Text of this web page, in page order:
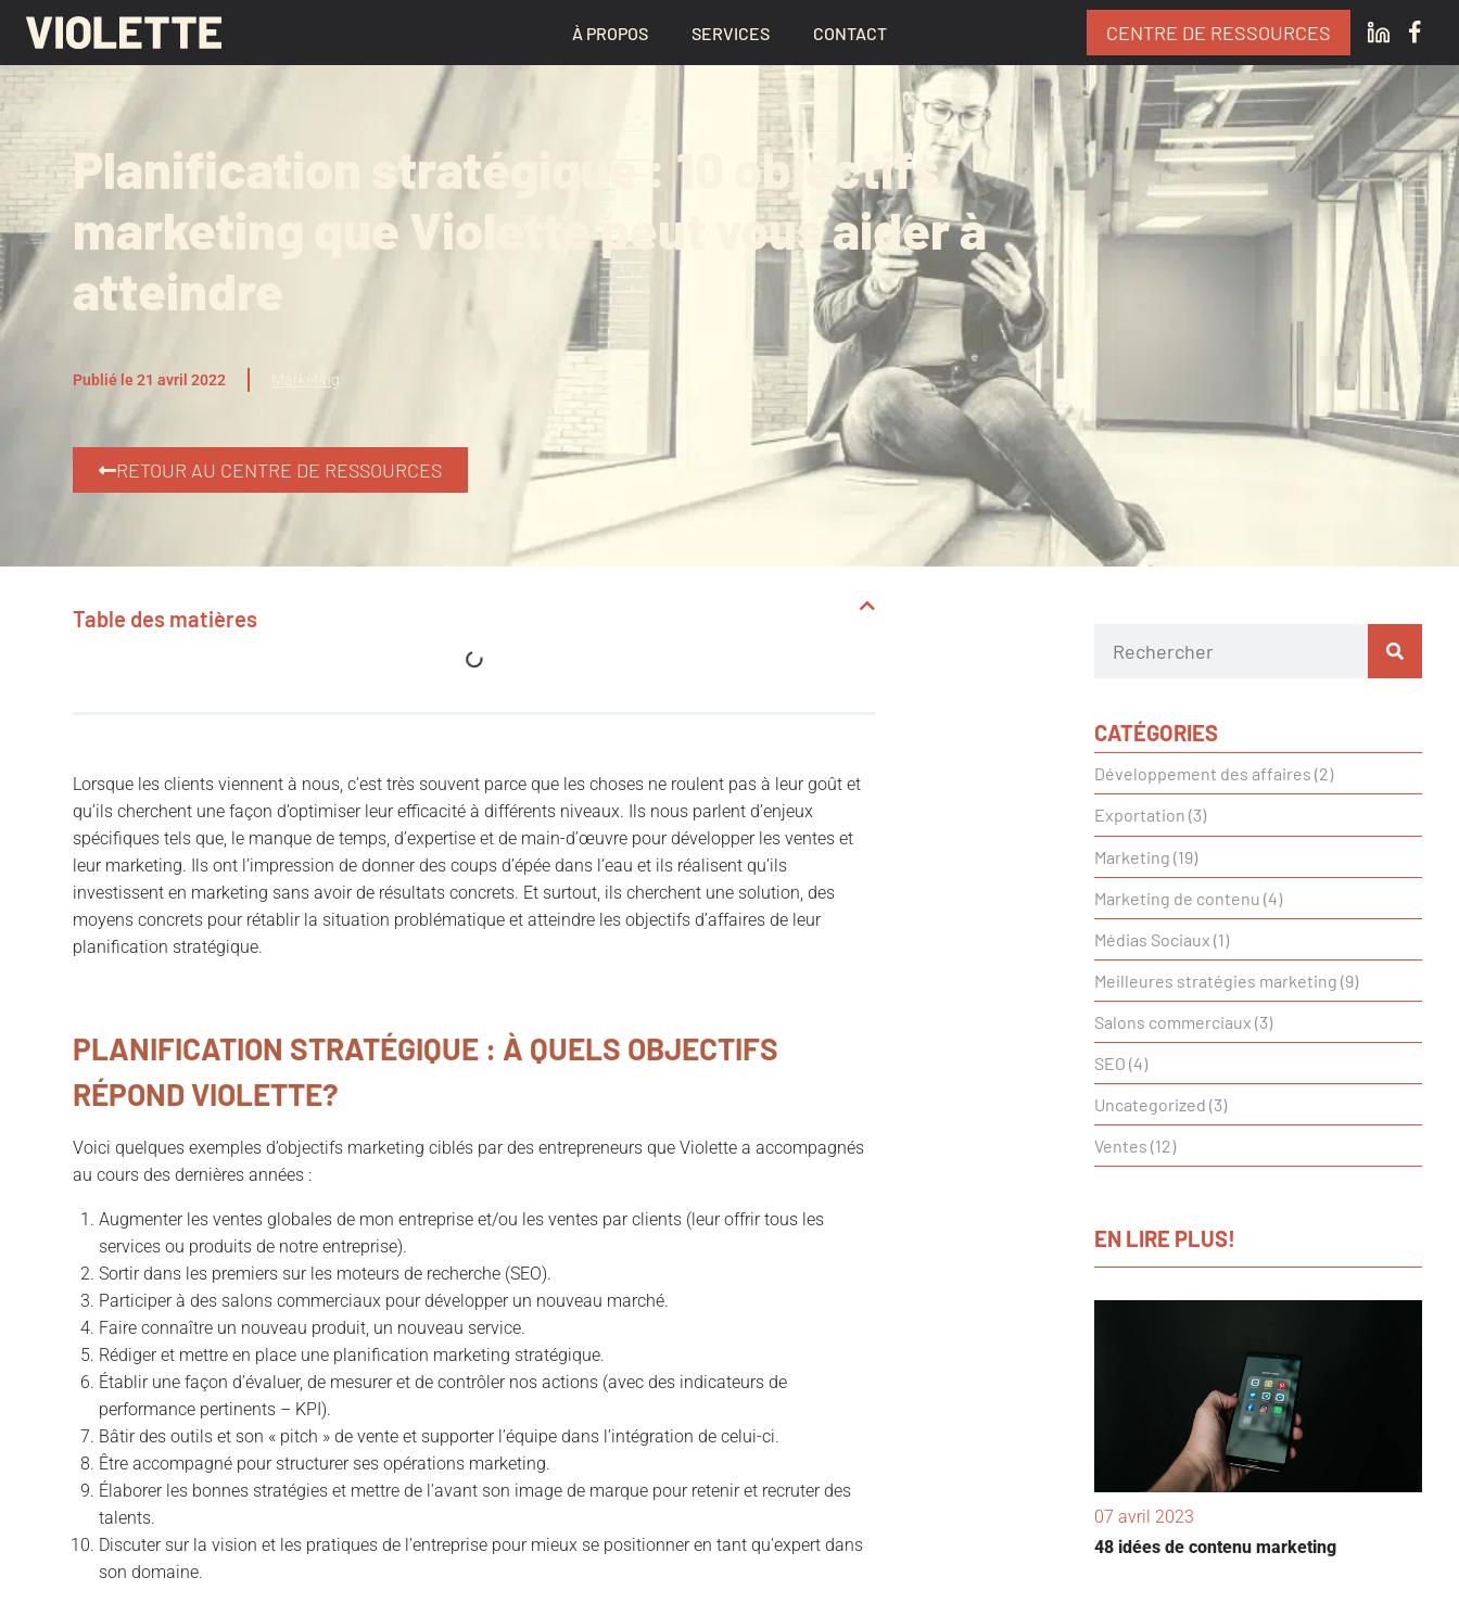
À PROPOS SERVICES CONTACT CENTRE DE RESSOURCES
Planification stratégique : 10 objectifs
marketing que Violette peut vous aider à
atteindre
Publié le 21 avril 2022 Marketing
RETOUR AU CENTRE DE RESSOURCES
Table des matières
Lorsque les clients viennent à nous, c’est très souvent parce que les choses ne roulent pas à leur goût et
qu’ils cherchent une façon d’optimiser leur efficacité à différents niveaux. Ils nous parlent d’enjeux
spécifiques tels que, le manque de temps, d’expertise et de main-d’œuvre pour développer les ventes et
leur marketing. Ils ont l’impression de donner des coups d’épée dans l’eau et ils réalisent qu’ils
investissent en marketing sans avoir de résultats concrets. Et surtout, ils cherchent une solution, des
moyens concrets pour rétablir la situation problématique et atteindre les objectifs d’affaires de leur
planification stratégique.
PLANIFICATION STRATÉGIQUE : À QUELS OBJECTIFS
RÉPOND VIOLETTE?
Voici quelques exemples d’objectifs marketing ciblés par des entrepreneurs que Violette a accompagnés
au cours des dernières années :
Augmenter les ventes globales de mon entreprise et/ou les ventes par clients (leur offrir tous les
services ou produits de notre entreprise).
Sortir dans les premiers sur les moteurs de recherche (SEO).
Participer à des salons commerciaux pour développer un nouveau marché.
Faire connaître un nouveau produit, un nouveau service.
Rédiger et mettre en place une planification marketing stratégique.
Établir une façon d’évaluer, de mesurer et de contrôler nos actions (avec des indicateurs de
performance pertinents – KPI).
Bâtir des outils et son « pitch » de vente et supporter l’équipe dans l’intégration de celui-ci.
Être accompagné pour structurer ses opérations marketing.
Élaborer les bonnes stratégies et mettre de l’avant son image de marque pour retenir et recruter des
talents.
Discuter sur la vision et les pratiques de l’entreprise pour mieux se positionner en tant qu’expert dans
son domaine.
CATÉGORIES
Développement des affaires (2)
Exportation (3)
Marketing (19)
Marketing de contenu (4)
Médias Sociaux (1)
Meilleures stratégies marketing (9)
Salons commerciaux (3)
SEO (4)
Uncategorized (3)
Ventes (12)
EN LIRE PLUS!
07 avril 2023
48 idées de contenu marketing